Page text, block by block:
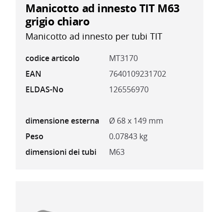
Manicotto ad innesto TIT M63
grigio chiaro
Manicotto ad innesto per tubi TIT
codice articolo
MT3170
EAN
7640109231702
ELDAS-No
126556970
dimensione esterna
Ø 68 x 149 mm
Peso
0.07843 kg
dimensioni dei tubi
M63